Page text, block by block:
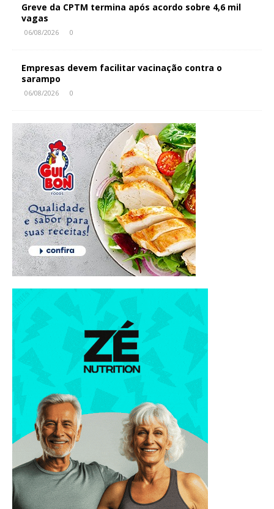
Greve da CPTM termina após acordo sobre 4,6 mil
vagas
06/08/2026 0
Empresas devem facilitar vacinação contra o
sarampo
06/08/2026 0